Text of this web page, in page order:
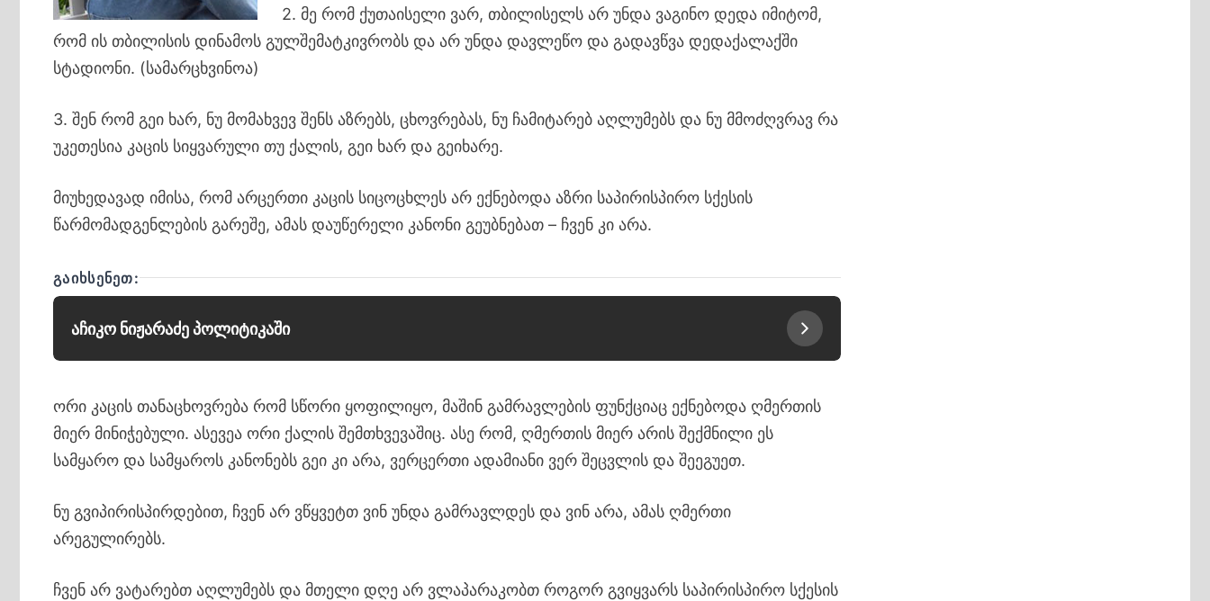
2. მე რომ ქუთაისელი ვარ, თბილისელს არ უნდა ვაგინო დედა იმიტომ,
რომ ის თბილისის დინამოს გულშემატკივრობს და არ უნდა დავლეწო და გადავწვა დედაქალაქში
სტადიონი. (სამარცხვინოა)
3. შენ რომ გეი ხარ, ნუ მომახვევ შენს აზრებს, ცხოვრებას, ნუ ჩამიტარებ აღლუმებს და ნუ მმოძღვრავ რა
უკეთესია კაცის სიყვარული თუ ქალის, გეი ხარ და გეიხარე.
მიუხედავად იმისა, რომ არცერთი კაცის სიცოცხლეს არ ექნებოდა აზრი საპირისპირო სქესის
წარმომადგენლების გარეშე, ამას დაუწერელი კანონი გეუბნებათ – ჩვენ კი არა.
ᲒᲐᲘᲮᲡᲔᲜᲔᲗ:
აჩიკო ნიჟარაძე პოლიტიკაში
ორი კაცის თანაცხოვრება რომ სწორი ყოფილიყო, მაშინ გამრავლების ფუნქციაც ექნებოდა ღმერთის
მიერ მინიჭებული. ასევეა ორი ქალის შემთხვევაშიც. ასე რომ, ღმერთის მიერ არის შექმნილი ეს
სამყარო და სამყაროს კანონებს გეი კი არა, ვერცერთი ადამიანი ვერ შეცვლის და შეეგუეთ.
ნუ გვიპირისპირდებით, ჩვენ არ ვწყვეტთ ვინ უნდა გამრავლდეს და ვინ არა, ამას ღმერთი
არეგულირებს.
ჩვენ არ ვატარებთ აღლუმებს და მთელი დღე არ ვლაპარაკობთ როგორ გვიყვარს საპირისპირო სქესის